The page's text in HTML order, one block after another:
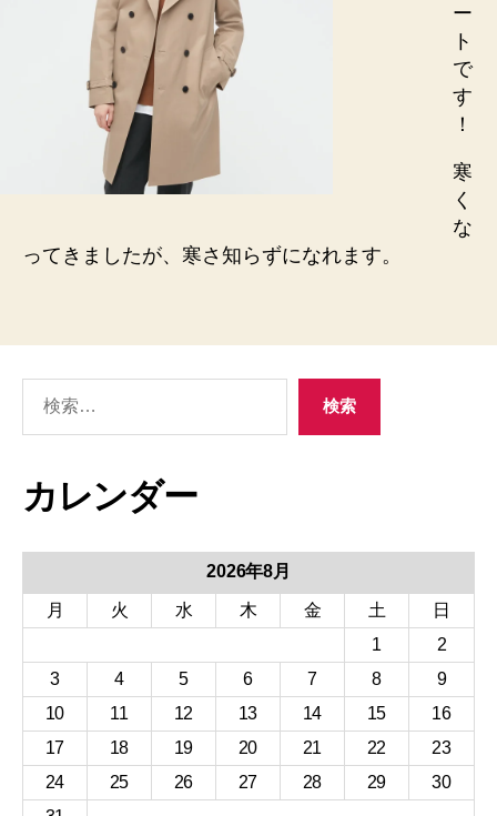
ー
ト
で
す
！
寒
く
な
ってきましたが、寒さ知らずになれます。
検索
カレンダー
2026年8月
月 火 水 木 金 土
日
1
2
3
4 5 6 7 8
9
10
11 12 13 14 15
16
17
18 19 20 21 22
23
24
25 26 27 28 29
30